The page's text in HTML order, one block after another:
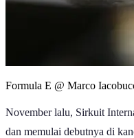
Formula E @ Marco
November lalu, Sirkuit
dan memulai debutnya di